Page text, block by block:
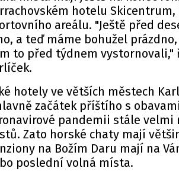
hotelu
areálu. "Ještě před
a teď máme bohužel
to před týdnem vystornovali,"
hotely ve větších městech
začátek příštího s
pandemii stále velmi
Zato horské chaty mají
na Božím Daru mají na
poslední volná místa.